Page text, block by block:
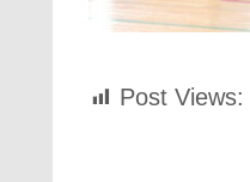
Post Views: